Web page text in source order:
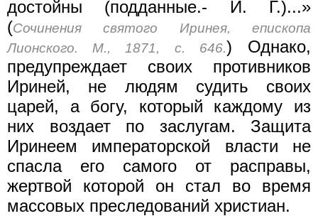
достойны (подданные.- И. Г.)...»
(Сочинения святого Иринея, епископа
Лионского. М., 1871, с. 646.) Однако,
предупреждает своих противников
Ириней, не людям судить своих
царей, а богу, который каждому из
них воздает по заслугам. Защита
Иринеем императорской власти не
спасла его самого от расправы,
жертвой которой он стал во время
массовых преследований христиан.